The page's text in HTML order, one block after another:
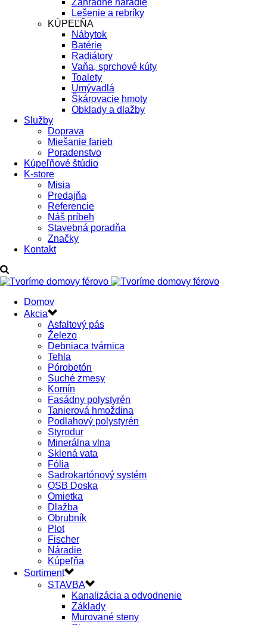
Záhradné náradie
Lešenie a rebríky
KÚPEĽŇA
Nábytok
Batérie
Radiátory
Vaňa, sprchové kúty
Toalety
Umývadlá
Škárovacie hmoty
Obklady a dlažby
Služby
Doprava
Miešanie farieb
Poradenstvo
Kúpeľňové štúdio
K-store
Misia
Predajňa
Referencie
Náš príbeh
Stavebná poradňa
Značky
Kontakt
Domov
Akcia
Asfaltový pás
Železo
Debniaca tvárnica
Tehla
Pórobetón
Suché zmesy
Komín
Fasádny polystyrén
Tanierová hmoždina
Podlahový polystyrén
Styrodur
Minerálna vlna
Sklená vata
Fólia
Sadrokartónový systém
OSB Doska
Omietka
Dlažba
Obrubník
Plot
Fischer
Náradie
Kúpeľňa
Sortiment
STAVBA
Kanalizácia a odvodnenie
Základy
Murované steny